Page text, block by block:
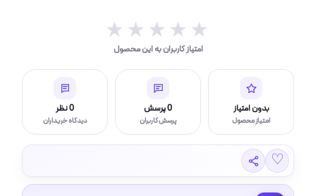
★★★★★
امتیاز کاربران به این محصول
بدون امتیاز
امتیاز محصول
0 پرسش
پرسش کاربران
0 نظر
دیدگاه خریداران
♡
زنگ
ملودی
عدد